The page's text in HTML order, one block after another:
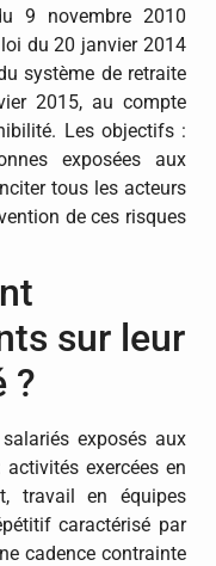
9 novembre 2010
du 20 janvier 2014
système de retraite
2015, au compte
Les objectifs :
exposées aux
tous les acteurs
de ces risques
sur leur
?
exposés aux
exercées en
travail en équipes
caractérisé par
cadence contrainte